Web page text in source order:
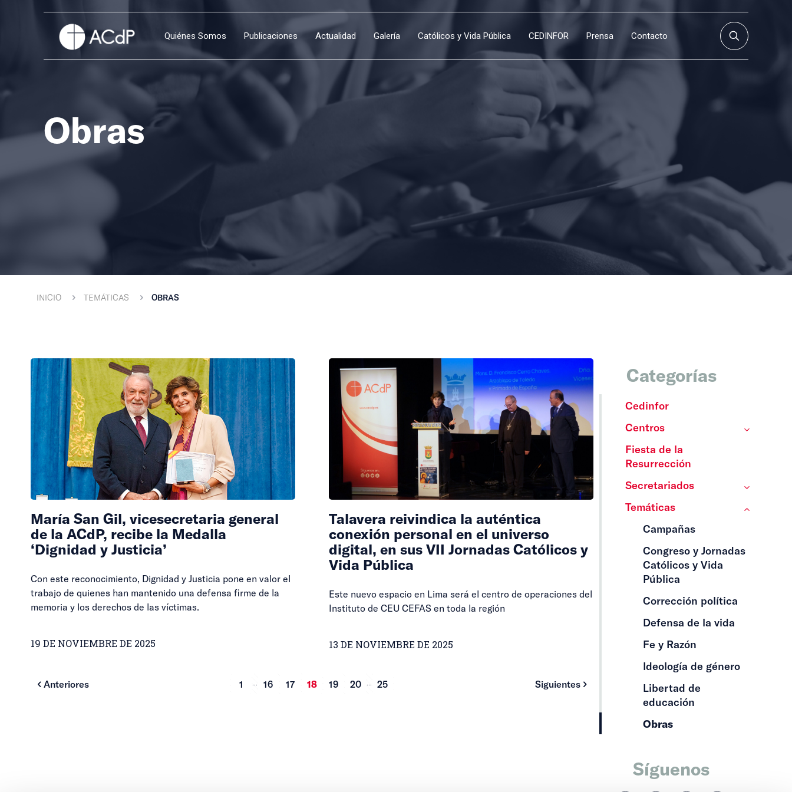
Quiénes Somos Publicaciones Actualidad Galería Católicos y Vida Pública CEDINFOR Prensa Contacto
Obras
INICIO TEMÁTICAS OBRAS
María San Gil, vicesecretaria general
de la ACdP, recibe la Medalla
‘Dignidad y Justicia’
Con este reconocimiento, Dignidad y Justicia pone en valor el
trabajo de quienes han mantenido una defensa firme de la
memoria y los derechos de las víctimas.
19 DE NOVIEMBRE DE 2025
Talavera reivindica la auténtica
conexión personal en el universo
digital, en sus VII Jornadas Católicos y
Vida Pública
Este nuevo espacio en Lima será el centro de operaciones del
Instituto de CEU CEFAS en toda la región
13 DE NOVIEMBRE DE 2025
Anteriores 1 16 17 18 19 20 25 Siguientes
Categorías
Cedinfor
Centros
Fiesta de la
Resurrección
Secretariados
Temáticas
Campañas
Congreso y Jornadas
Católicos y Vida
Pública
Corrección política
Defensa de la vida
Fe y Razón
Ideología de género
Libertad de
educación
Obras
Síguenos